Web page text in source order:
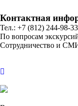
Контактная
Тел.: +7 (812) 244-98-33
По вопросам
Сотрудничество и